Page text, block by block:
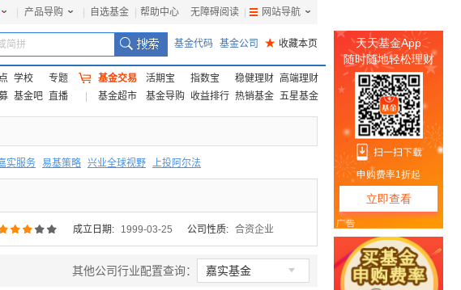
产品导购 自选基金 帮助中心 无障碍阅读 网站导航
简拼 基金代码 基金公司 ★ 收藏本页
学校
专题
基金吧 直播
基金交易 活期宝 指数宝 稳健理财 高端理财
基金超市
基金导购 收益排行 热销基金 五星基金
实服务 易基策略 兴业全球视野 上投阿尔法
 成立日期: 1999-03-25 公司性质: 合资企业
其他公司行业配置查询： 嘉实基金 